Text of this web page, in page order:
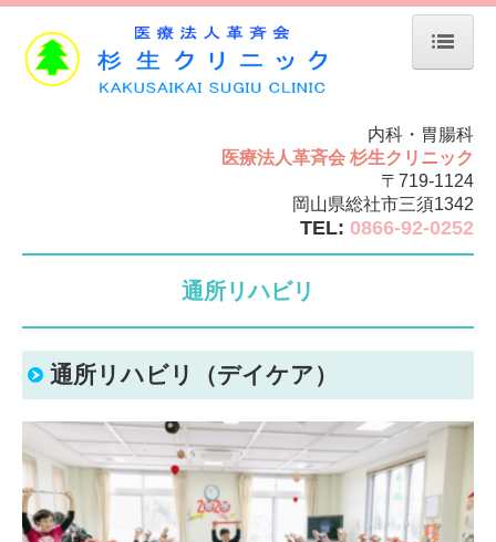
ホーム
大腸カメラ検査
生活習慣病・健康診断
予防接種
通所リハビリ
内科・胃腸科
医療法人革斉会 杉生クリニック
〒719-1124
岡山県総社市三須1342
TEL: 0866-92-0252
通所リハビリ
通所リハビリ（デイケア）